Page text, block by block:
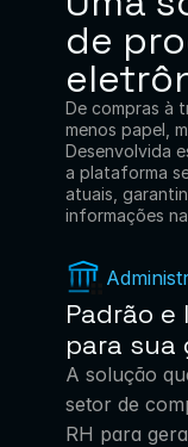
de
De compras à
menos papel,
Desenvolvida
a plataforma
atuais,
informações
Padrão
para sua
A solução
setor de
RH para